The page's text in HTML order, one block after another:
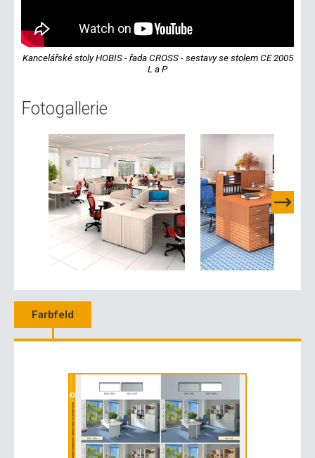
Kancelářské stoly HOBIS - řada CROSS - sestavy se stolem CE 2005
L a P
Fotogallerie
Farbfeld